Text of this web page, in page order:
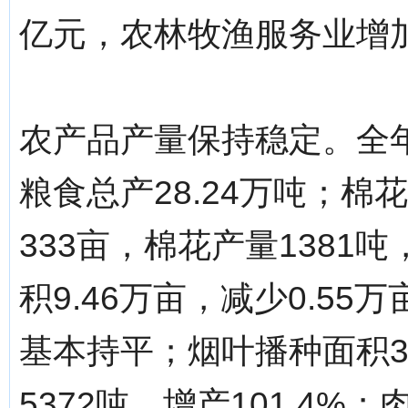
亿元，农林牧渔服务业增
农产品产量保持稳定。全
粮食总产28.24万吨；棉
333亩，棉花产量1381吨
积9.46万亩，减少0.55万
基本持平；烟叶播种面积